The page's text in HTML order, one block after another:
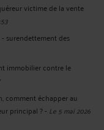
victime de la vente
surendettement des
immobilier contre le
comment échapper au
principal ?- Le 5 mai 2026